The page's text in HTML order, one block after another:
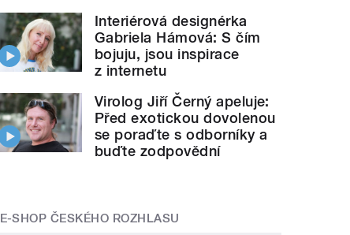
Interiérová designérka
Gabriela Hámová: S čím
bojuju, jsou inspirace
z internetu
Virolog Jiří Černý apeluje:
Před exotickou dovolenou
se poraďte s odborníky a
buďte zodpovědní
E-SHOP ČESKÉHO ROZHLASU